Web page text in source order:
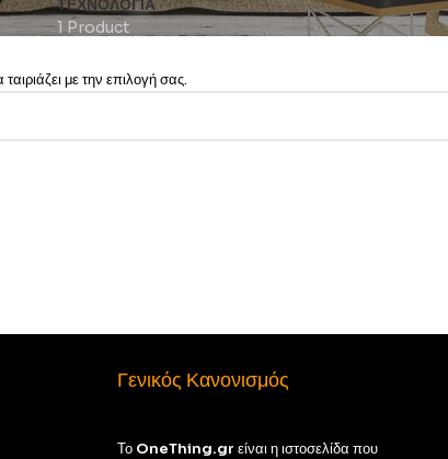
ΤΕΧΝΟΛΟΓΊΑ
1 Product
με την επιλογή σας.
Γενικός Κανονισμός
Το OneThing.gr είναι η ιστοσελίδα που